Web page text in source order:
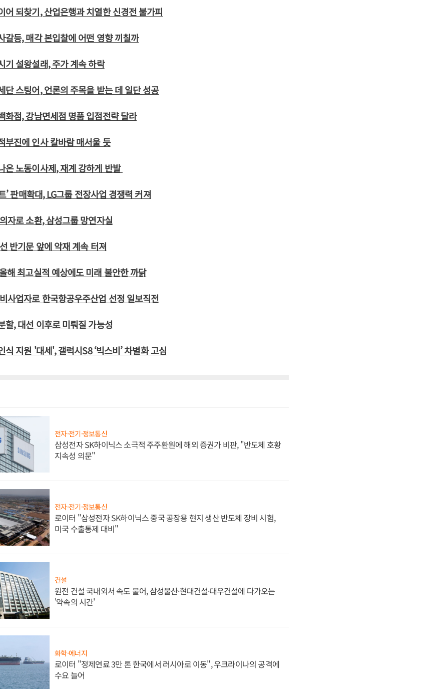
되찾기, 산업은행과 치열한 신경전 불가피
등, 매각 본입찰에 어떤 영향 끼칠까
설왕설래, 주가 계속 하락
스팅어, 언론의 주목을 받는 데 일단 성공
점, 강남면세점 명품 입점전략 달라
진에 인사 칼바람 매서울 듯
노동이사제, 재계 강하게 반발
’ 판매확대, LG그룹 전장사업 경쟁력 커져
자로 소환, 삼성그룹 망연자실
반기문 앞에 악재 계속 터져
해 최고실적 예상에도 미래 불안한 까닭
사업자로 한국항공우주산업 선정 일보직전
, 대선 이후로 미뤄질 가능성
지원 '대세', 갤럭시S8 ‘빅스비’ 차별화 고심
전자·전기·정보통신
삼성전자 SK하이닉스 소극적 주주환원에 해외 증권가 비판, "반도체 호황
지속성 의문"
전자·전기·정보통신
로이터 "삼성전자 SK하이닉스 중국 공장용 현지 생산 반도체 장비 시험,
미국 수출통제 대비"
건설
원전 건설 국내외서 속도 붙어, 삼성물산·현대건설·대우건설에 다가오는
'약속의 시간'
화학·에너지
로이터 "정제연료 3만 톤 한국에서 러시아로 이동", 우크라이나의 공격에
수요 늘어